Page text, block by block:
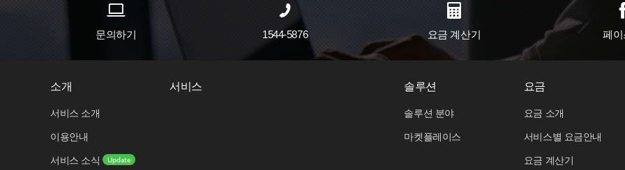
문의하기 1544-5876 요금 계산기 페
소개
서비스 소개
이용안내
서비스 소식 Update
서비스 솔루션
솔루션 분야
마켓플레이스
요금
요금 소개
서비스별 요금안내
요금 계산기